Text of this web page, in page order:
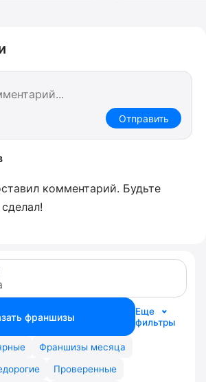
Отправить
комментарий. Будьте
франшизы
Еще
фильтры
Франшизы месяца
Проверенные